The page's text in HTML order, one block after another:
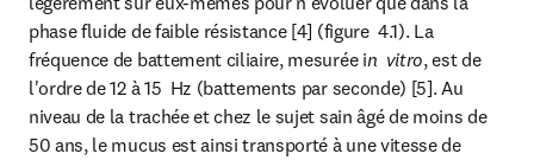
phase fluide de faible résistance [4] (figure  4.1). La
fréquence de battement ciliaire, mesurée in  vitro, est de
l'ordre de 12 à 15  Hz (battements par seconde) [5]. Au
niveau de la trachée et chez le sujet sain âgé de moins de
50 ans, le mucus est ainsi transporté à une vitesse de